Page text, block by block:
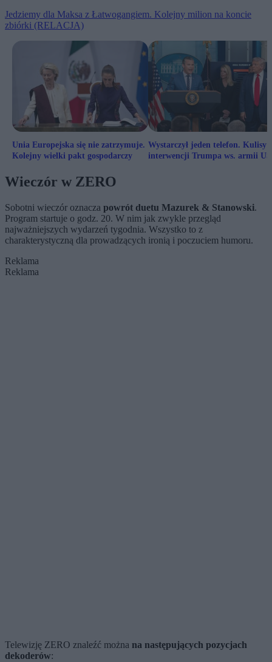
Jedziemy dla Maksa z Łatwogangiem. Kolejny milion na koncie
zbiórki (RELACJA)
Unia Europejska się nie zatrzymuje.
Kolejny wielki pakt gospodarczy
Wystarczył jeden telefon. Kulisy
interwencji Trumpa ws. armii
Wieczór w ZERO
Sobotni wieczór oznacza powrót duetu Mazurek & Stanowski.
Program startuje o godz. 20. W nim jak zwykle przegląd
najważniejszych wydarzeń tygodnia. Wszystko to z
charakterystyczną dla prowadzących ironią i poczuciem humoru.
Reklama
Reklama
Telewizję ZERO znaleźć można na następujących pozycjach
dekoderów: